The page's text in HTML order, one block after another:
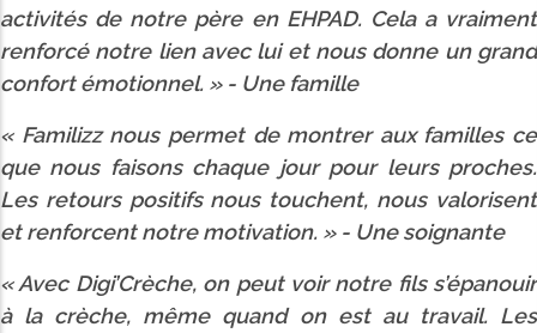
activités de notre père en EHPAD. Cela a vraiment
renforcé notre lien avec lui et nous donne un grand
confort émotionnel. » - Une famille
« Familizz nous permet de montrer aux familles ce
que nous faisons chaque jour pour leurs proches.
Les retours positifs nous touchent, nous valorisent
et renforcent notre motivation. » - Une soignante
« Avec Digi’Crèche, on peut voir notre fils s’épanouir
à la crèche, même quand on est au travail. Les